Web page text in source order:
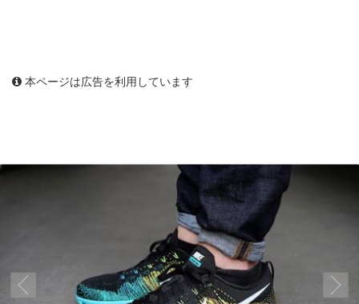
本ページは広告を利用しています